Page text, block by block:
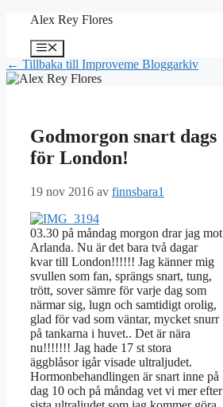
Hoppa
innehåll
Alex Rey Flores
Meny
← Tillbaka till Improveme Bloggarkiv
Godmorgon snart dags
för London!
19 nov 2016 av finnsbara1
03.30 på måndag morgon drar jag mot
Arlanda. Nu är det bara två dagar
kvar till London!!!!!! Jag känner mig
svullen som fan, sprängs snart, tung,
trött, sover sämre för varje dag som
närmar sig, lugn och samtidigt orolig,
glad för vad som väntar, mycket snurr
på tankarna i huvet.. Det är nära
nu!!!!!!! Jag hade 17 st stora
äggblåsor igår visade ultraljudet.
Hormonbehandlingen är snart inne på
dag 10 och på måndag vet vi mer efter